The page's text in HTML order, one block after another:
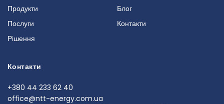
Продукти
Послуги
Рішення
Блог
Контакти
Контакти
+380 44 233 62 40
office@ntt-energy.com.ua